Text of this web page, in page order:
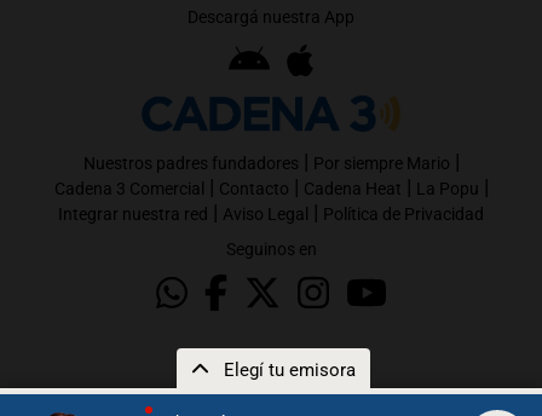
Elegí tu emisora
Descargá nuestra App
Nuestros padres fundadores | Por siempre Mario |
Cadena 3 Comercial | Contacto | Cadena Heat | La Popu |
Integrar nuestra red | Aviso Legal | Política de Privacidad
Seguinos en